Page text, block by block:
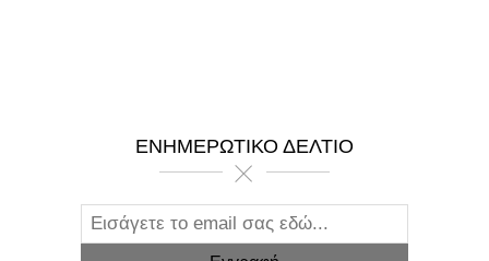
ΕΝΗΜΕΡΩΤΙΚΌ ΔΕΛΤΊΟ